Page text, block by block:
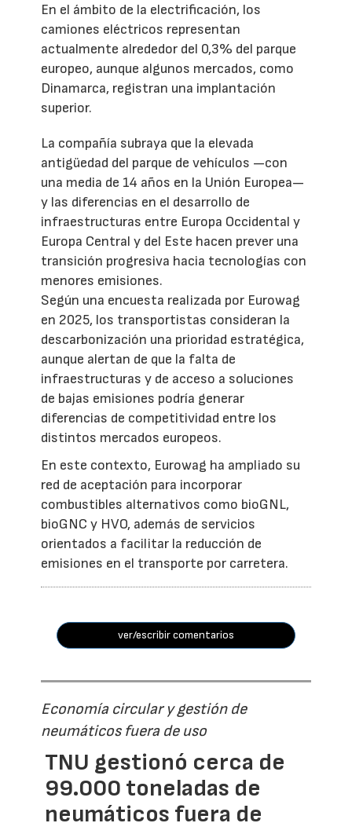
En el ámbito de la electrificación, los
camiones eléctricos representan
actualmente alrededor del 0,3% del parque
europeo, aunque algunos mercados, como
Dinamarca, registran una implantación
superior.
La compañía subraya que la elevada
antigüedad del parque de vehículos —con
una media de 14 años en la Unión Europea—
y las diferencias en el desarrollo de
infraestructuras entre Europa Occidental y
Europa Central y del Este hacen prever una
transición progresiva hacia tecnologías con
menores emisiones.
Según una encuesta realizada por Eurowag
en 2025, los transportistas consideran la
descarbonización una prioridad estratégica,
aunque alertan de que la falta de
infraestructuras y de acceso a soluciones
de bajas emisiones podría generar
diferencias de competitividad entre los
distintos mercados europeos.
En este contexto, Eurowag ha ampliado su
red de aceptación para incorporar
combustibles alternativos como bioGNL,
bioGNC y HVO, además de servicios
orientados a facilitar la reducción de
emisiones en el transporte por carretera.
ver/escribir comentarios
Economía circular y gestión de
neumáticos fuera de uso
TNU gestionó cerca de
99.000 toneladas de
neumáticos fuera de